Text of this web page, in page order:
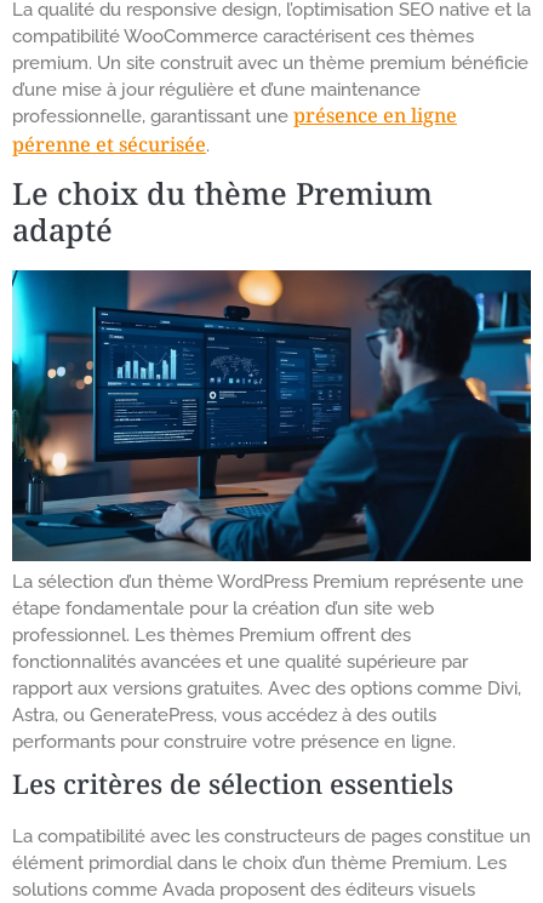
La qualité du responsive design, l’optimisation SEO native et la
compatibilité WooCommerce caractérisent ces thèmes
premium. Un site construit avec un thème premium bénéficie
d’une mise à jour régulière et d’une maintenance
professionnelle, garantissant une présence en ligne
pérenne et sécurisée.
Le choix du thème Premium
adapté
La sélection d’un thème WordPress Premium représente une
étape fondamentale pour la création d’un site web
professionnel. Les thèmes Premium offrent des
fonctionnalités avancées et une qualité supérieure par
rapport aux versions gratuites. Avec des options comme Divi,
Astra, ou GeneratePress, vous accédez à des outils
performants pour construire votre présence en ligne.
Les critères de sélection essentiels
La compatibilité avec les constructeurs de pages constitue un
élément primordial dans le choix d’un thème Premium. Les
solutions comme Avada proposent des éditeurs visuels